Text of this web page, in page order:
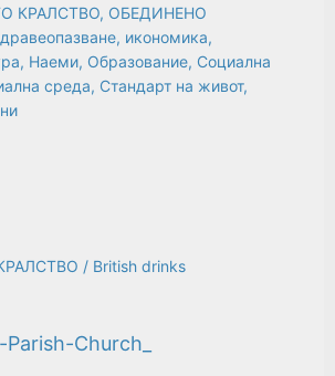
КРАЛСТВО, ОБЕДИНЕНО
, икономика,
, Наеми, Образование, Социална
среда, Стандарт на живот,
/ British drinks